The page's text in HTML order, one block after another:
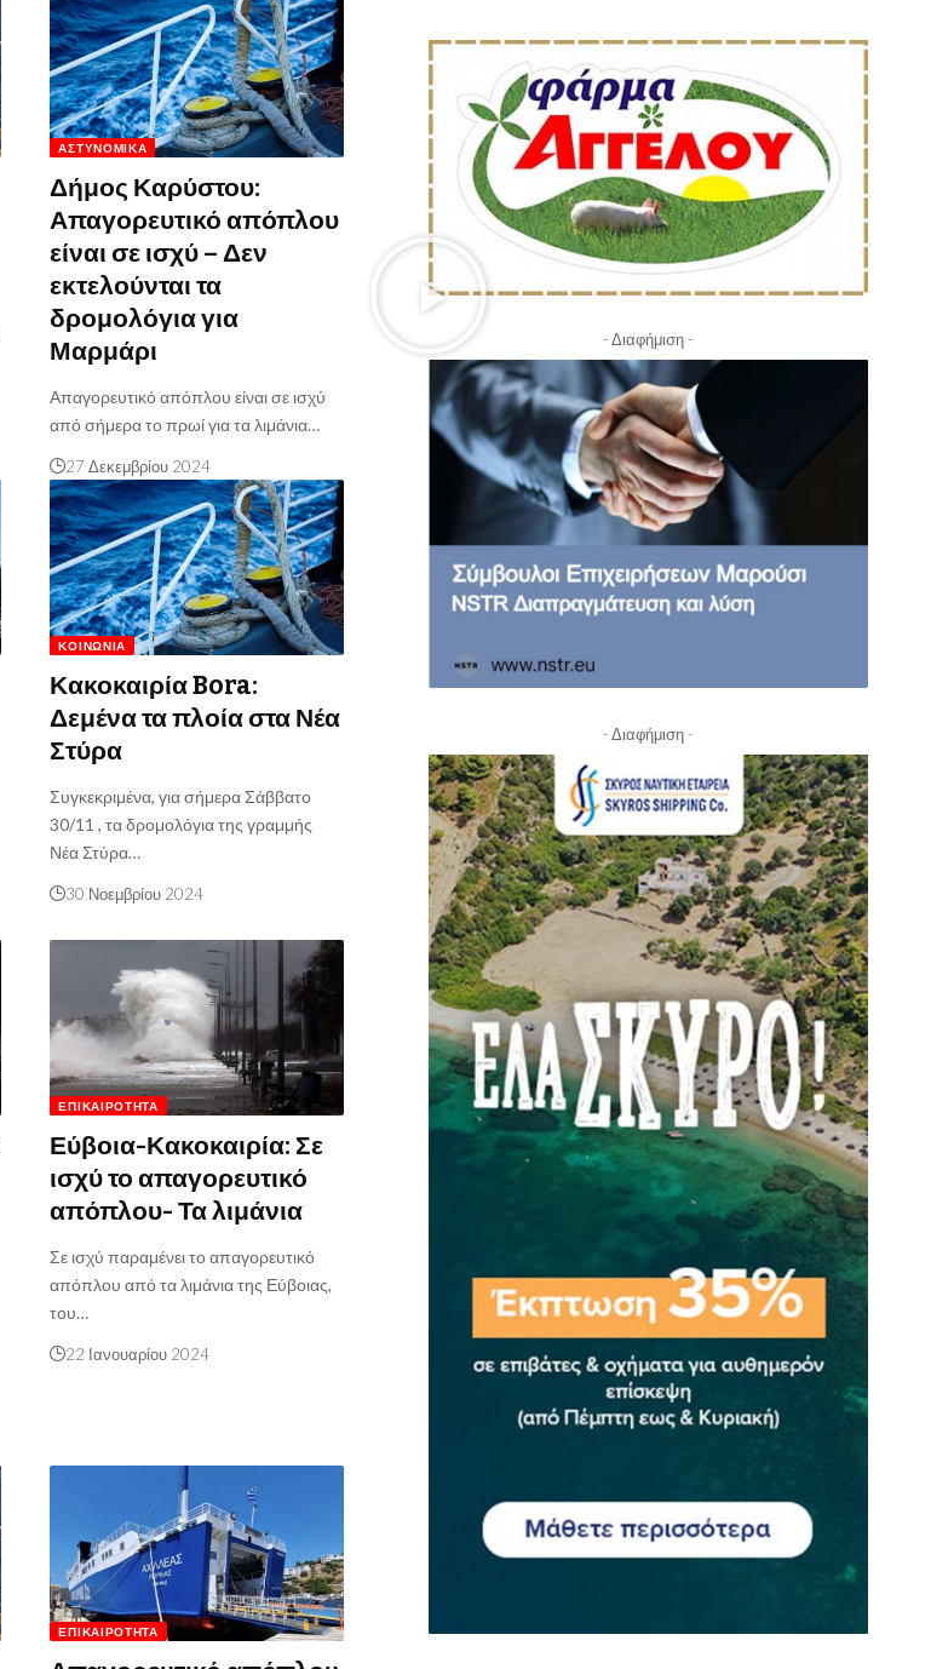
ΑΣΤΥΝΟΜΙΚΆ
Δήμος Καρύστου:
Απαγορευτικό απόπλου
είναι σε ισχύ – Δεν
εκτελούνται τα
δρομολόγια για
Μαρμάρι
Απαγορευτικό απόπλου είναι σε ισχύ
από σήμερα το πρωί για τα λιμάνια…
27 Δεκεμβρίου 2024
ΚΟΙΝΩΝΊΑ
Κακοκαιρία Bora:
Δεμένα τα πλοία στα Νέα
Στύρα
Συγκεκριμένα, για σήμερα Σάββατο
30/11 , τα δρομολόγια της γραμμής
Νέα Στύρα…
30 Νοεμβρίου 2024
ΕΠΙΚΑΙΡΌΤΗΤΑ
Εύβοια-Κακοκαιρία: Σε
ισχύ το απαγορευτικό
απόπλου- Τα λιμάνια
Σε ισχύ παραμένει το απαγορευτικό
απόπλου από τα λιμάνια της Εύβοιας,
του…
22 Ιανουαρίου 2024
ΕΠΙΚΑΙΡΌΤΗΤΑ
- Διαφήμιση -
- Διαφήμιση -